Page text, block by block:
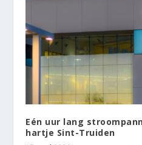
Eén uur lang
hartje Sint-Truiden